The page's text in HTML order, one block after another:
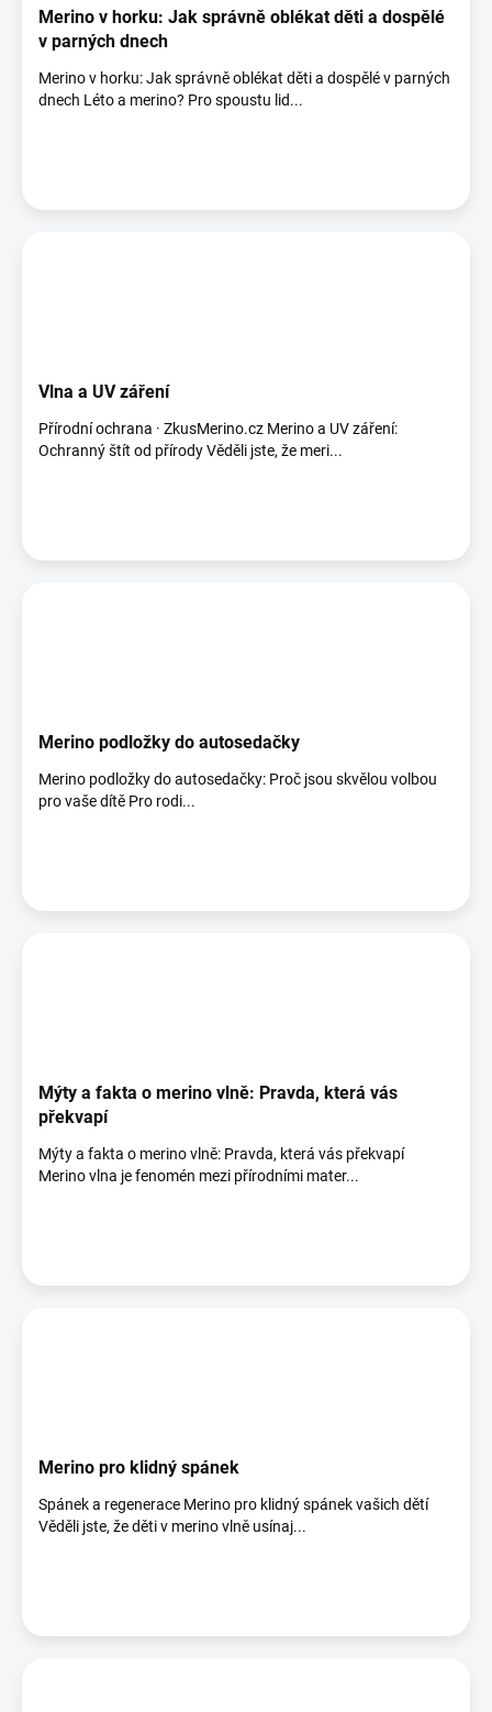
Merino v horku: Jak správně oblékat děti a dospělé
v parných dnech
Merino v horku: Jak správně oblékat děti a dospělé v parných
dnech Léto a merino? Pro spoustu lid...
Vlna a UV záření
Přírodní ochrana · ZkusMerino.cz Merino a UV záření:
Ochranný štít od přírody Věděli jste, že meri...
Merino podložky do autosedačky
Merino podložky do autosedačky: Proč jsou skvělou volbou
pro vaše dítě Pro rodi...
Mýty a fakta o merino vlně: Pravda, která vás
překvapí
Mýty a fakta o merino vlně: Pravda, která vás překvapí
Merino vlna je fenomén mezi přírodními mater...
Merino pro klidný spánek
Spánek a regenerace Merino pro klidný spánek vašich dětí
Věděli jste, že děti v merino vlně usínaj...